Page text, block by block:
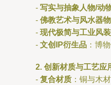
- 写实与抽象人物/动
- 佛教艺术与风水器物
- 现代极简与工业风
- 文创IP衍生品 ：博
2. 创新材质与工艺应
- 复合材质 ：铜与木